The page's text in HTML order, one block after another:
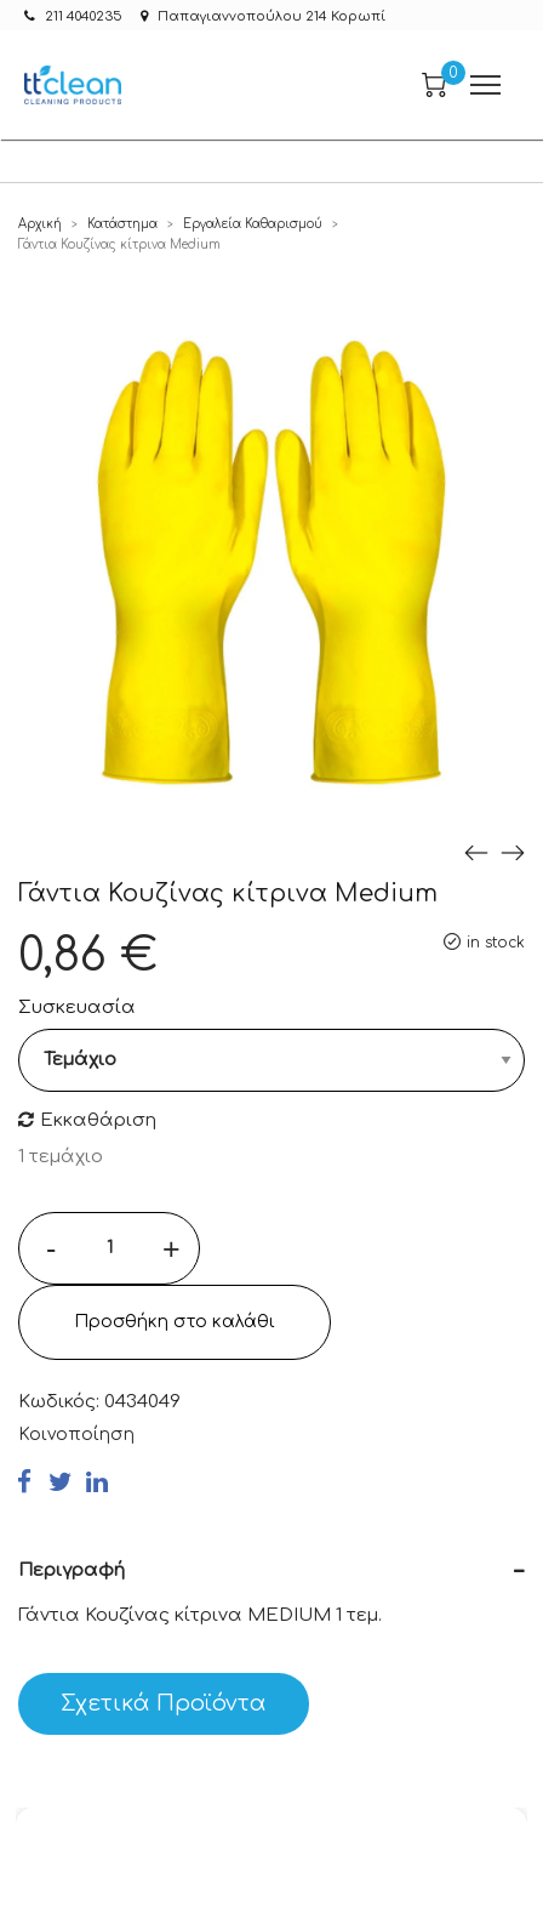
211 4040235 Παπαγιαννοπούλου 214 Κορωπί
0
Αρχική > Κατάστημα > Εργαλεία Καθαρισμού >
Γάντια Κουζίνας κίτρινα Medium
Γάντια Κουζίνας κίτρινα Medium
in stock
0,86 €
Συσκευασία
Εκκαθάριση
1 τεμάχιο
- +
Προσθήκη στο καλάθι
Κωδικός: 0434049
Κοινοποίηση
Περιγραφή
Γάντια Κουζίνας κίτρινα MEDIUM 1 τεμ.
Σχετικά Προϊόντα